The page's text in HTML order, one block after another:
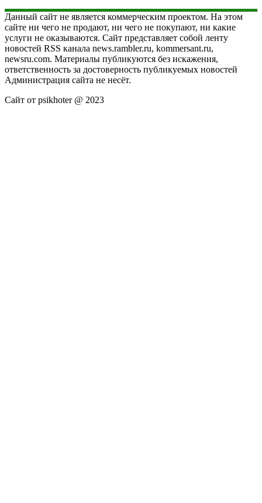
Данный сайт не является коммерческим проектом. На этом
сайте ни чего не продают, ни чего не покупают, ни какие
услуги не оказываются. Сайт представляет собой ленту
новостей RSS канала news.rambler.ru, kommersant.ru,
newsru.com. Материалы публикуются без искажения,
ответственность за достоверность публикуемых новостей
Администрация сайта не несёт.
Сайт от psikhoter @ 2023